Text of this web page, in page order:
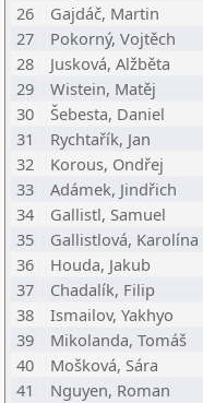
26
Gajdáč, Martin
27
Pokorný, Vojtěch
28
Jusková, Alžběta
29
Wistein, Matěj
30
Šebesta, Daniel
31
Rychtařík, Jan
32
Korous, Ondřej
33
Adámek, Jindřich
34
Gallistl, Samuel
35
Gallistlová, Karolína
36
Houda, Jakub
37
Chadalík, Filip
38
Ismailov, Yakhyo
39
Mikolanda, Tomáš
40
Mošková, Sára
41
Nguyen, Roman